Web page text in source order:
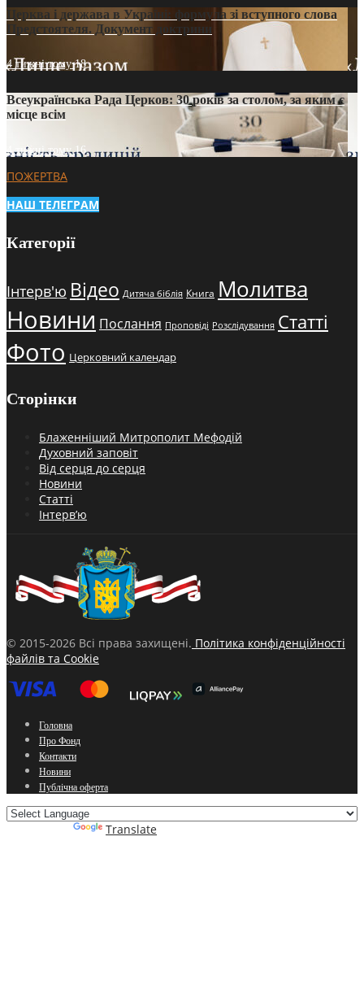
Церква і держава в Україні: формула зі вступного слова
Предстоятеля. Документ доктрини
4 тижні тому18
Всеукраїнська Рада Церков: 30 років за столом, за яким є
місце всім
4 тижні тому16
ПОЖЕРТВА
НАШ ТЕЛЕГРАМ
Категорії
Інтерв'ю Відео Дитяча біблія Книга Молитва
Новини Послання Проповіді Розслідування Статті
Фото Церковний календар
Сторінки
Блаженніший Митрополит Мефодій
Духовний заповіт
Від серця до серця
Новини
Статті
Інтерв’ю
© 2015-2026 Всі права захищені. Політика конфіденційності
файлів та Cookie
Головна
Про Фонд
Контакти
Новини
Публічна оферта
Translate